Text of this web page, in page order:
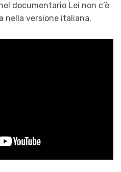
nel documentario Lei non c’è
nella versione italiana.